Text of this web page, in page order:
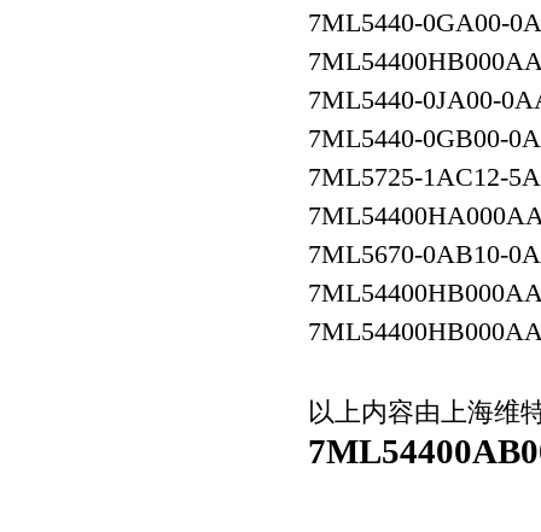
7ML5440-0GA00-
7ML5440-0JA00-
7ML5440-0GB00-
7ML5725-1AC12-
7ML5670-0AB10-
以上内容由上海维